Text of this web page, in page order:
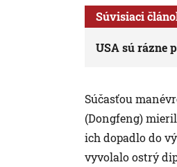
Súvisiaci
USA sú rázne
Súčasťou
(Dongfeng)
ich dopadlo do
vyvolalo ostrý